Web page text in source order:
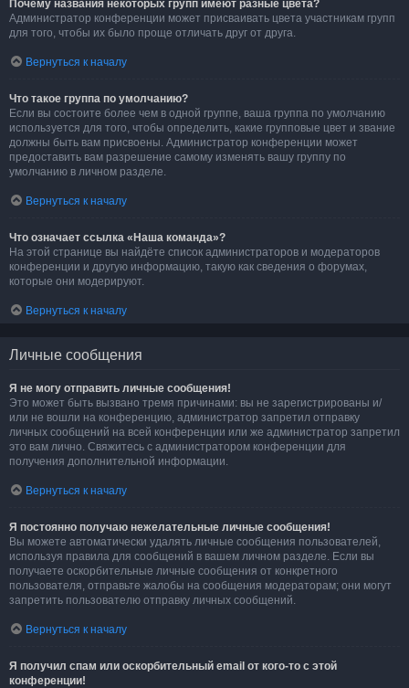
Почему названия некоторых групп имеют разные цвета?
Администратор конференции может присваивать цвета участникам групп
для того, чтобы их было проще отличать друг от друга.
Вернуться к началу
Что такое группа по умолчанию?
Если вы состоите более чем в одной группе, ваша группа по умолчанию
используется для того, чтобы определить, какие групповые цвет и звание
должны быть вам присвоены. Администратор конференции может
предоставить вам разрешение самому изменять вашу группу по
умолчанию в личном разделе.
Вернуться к началу
Что означает ссылка «Наша команда»?
На этой странице вы найдёте список администраторов и модераторов
конференции и другую информацию, такую как сведения о форумах,
которые они модерируют.
Вернуться к началу
Личные сообщения
Я не могу отправить личные сообщения!
Это может быть вызвано тремя причинами: вы не зарегистрированы и/
или не вошли на конференцию, администратор запретил отправку
личных сообщений на всей конференции или же администратор запретил
это вам лично. Свяжитесь с администратором конференции для
получения дополнительной информации.
Вернуться к началу
Я постоянно получаю нежелательные личные сообщения!
Вы можете автоматически удалять личные сообщения пользователей,
используя правила для сообщений в вашем личном разделе. Если вы
получаете оскорбительные личные сообщения от конкретного
пользователя, отправьте жалобы на сообщения модераторам; они могут
запретить пользователю отправку личных сообщений.
Вернуться к началу
Я получил спам или оскорбительный email от кого-то с этой
конференции!